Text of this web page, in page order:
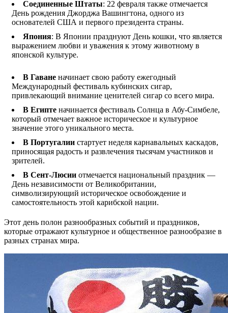
Соединенные Штаты: 22 февраля также отмечается
День рождения Джорджа Вашингтона, одного из
основателей США и первого президента страны.
Япония: В Японии празднуют День кошки, что является
выражением любви и уважения к этому животному в
японской культуре.
В Гаване начинает свою работу ежегодный
Международный фестиваль кубинских сигар,
привлекающий внимание ценителей сигар со всего мира.
В Египте начинается фестиваль Солнца в Абу-Симбеле,
который отмечает важное историческое и культурное
значение этого уникального места.
В Португалии стартует неделя карнавальных каскадов,
приносящая радость и развлечения тысячам участников и
зрителей.
В Сент-Люсии отмечается национальный праздник —
День независимости от Великобритании,
символизирующий историческое освобождение и
самостоятельность этой карибской нации.
Этот день полон разнообразных событий и праздников,
которые отражают культурное и общественное разнообразие в
разных странах мира.